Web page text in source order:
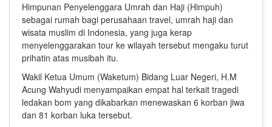
Himpunan Penyelenggara Umrah dan Haji (Himpuh)
sebagai rumah bagi perusahaan travel, umrah haji dan
wisata muslim di Indonesia, yang juga kerap
menyelenggarakan tour ke wilayah tersebut mengaku turut
prihatin atas musibah itu.
Wakil Ketua Umum (Waketum) Bidang Luar Negeri, H.M
Acung Wahyudi menyampaikan empat hal terkait tragedi
ledakan bom yang dikabarkan menewaskan 6 korban jiwa
dan 81 korban luka tersebut.